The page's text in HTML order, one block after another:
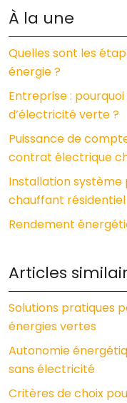
À la une
Quelles sont les
énergie ?
Entreprise :
d’électricité verte ?
Puissance de
contrat électrique
Installation
chauffant résidentiel
Rendement
Articles
Solutions pratiques
énergies vertes
Autonomie
sans électricité
Critères de choix